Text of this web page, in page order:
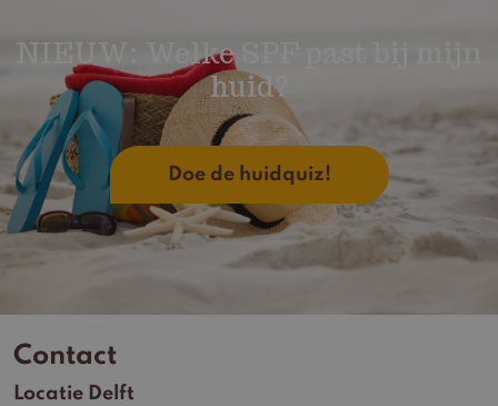
NIEUW: Welke SPF past bij mijn
huid?
Doe de huidquiz!
Contact
Locatie Delft